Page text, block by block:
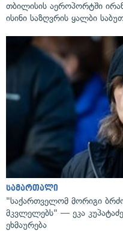
თბილისის აეროპორტში
ისინი საზღვრის ყალბი
სამართალი
"საქართველომ მორიგი
მკვლელებს" — ეკა
ეხმაურება